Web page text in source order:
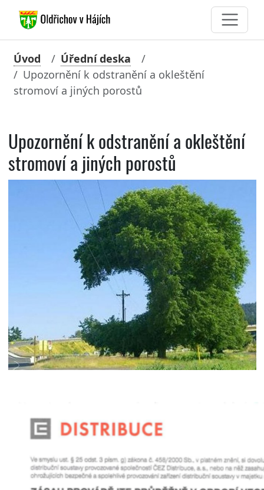
Úvod
Úřední deska
Upozornění k odstranění a okleštění
stromoví a jiných porostů
Upozornění k odstranění a okleštění
stromoví a jiných porostů